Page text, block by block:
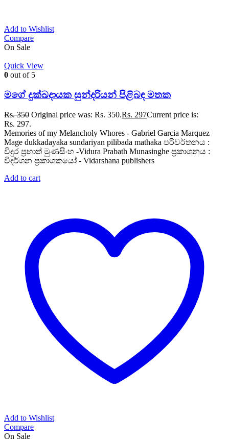
Add to Wishlist
Compare
On Sale
Quick View
0 out of 5
මගේ දුක්ඛදායක සුන්දරියන් පිළිබඳ මතක
Rs.350 Original price was: Rs. 350.Rs. 297Current price is:
Rs. 297.
Memories of my Melancholy Whores - Gabriel Garcia Marquez
Mage dukkadayaka sundariyan pilibada mathaka පරිවර්තනය :
විදුර ප්‍රභාත් මුණසිංහ -Vidura Prabath Munasinghe ප්‍රකාශනය :
විදර්ශන ප්‍රකාශකයෝ - Vidarshana publishers
Add to cart
Add to Wishlist
Compare
On Sale